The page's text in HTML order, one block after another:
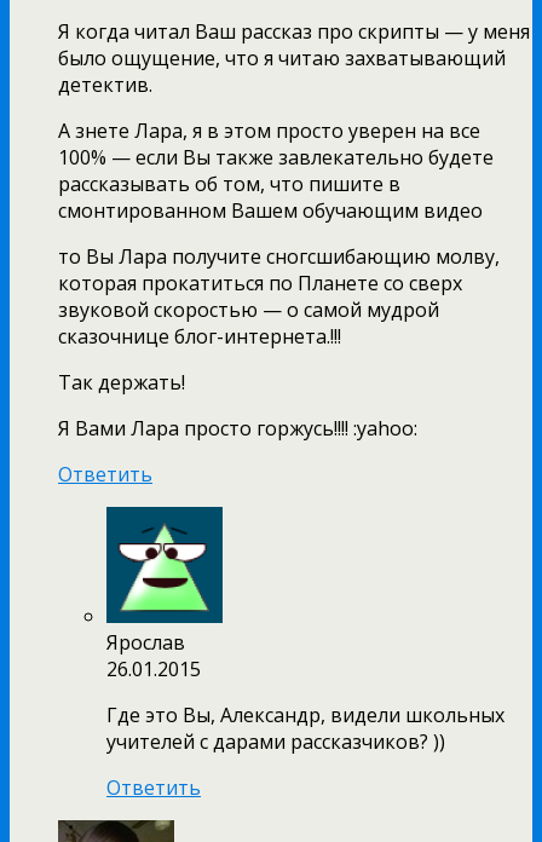
Я когда читал Ваш рассказ про скрипты — у меня
было ощущение, что я читаю захватывающий
детектив.
А знете Лара, я в этом просто уверен на все
100% — если Вы также завлекательно будете
рассказывать об том, что пишите в
смонтированном Вашем обучающим видео
то Вы Лара получите сногсшибающию молву,
которая прокатиться по Планете со сверх
звуковой скоростью — о самой мудрой
сказочнице блог-интернета.!!!
Так держать!
Я Вами Лара просто горжусь!!!! :yahoo:
Ответить
Ярослав
26.01.2015
Где это Вы, Александр, видели школьных
учителей с дарами рассказчиков? ))
Ответить